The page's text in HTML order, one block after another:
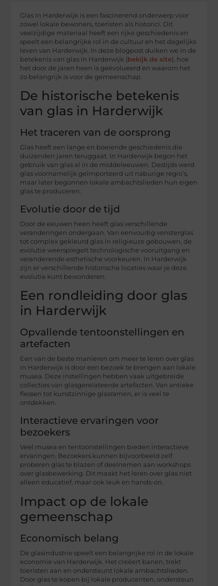
Glas in Harderwijk is een fascinerend onderwerp voor
zowel lokale bewoners, toeristen als historici. Dit
veelzijdige materiaal heeft een rijke geschiedenis en
speelt een belangrijke rol in de cultuur en het dagelijks
leven van Harderwijk. In deze blogpost duiken we in de
betekenis van glas in Harderwijk (bekijk de site), hoe
het door de jaren heen is geëvolueerd en waarom het
zo belangrijk is voor de gemeenschap.
De historische betekenis
van glas in Harderwijk
Het traceren van de oorsprong
Glas heeft een lange en boeiende geschiedenis die
duizenden jaren teruggaat. In Harderwijk begon het
gebruik van glas al in de middeleeuwen. Destijds werd
glas voornamelijk geïmporteerd uit naburige regio’s,
maar later begonnen lokale ambachtslieden hun eigen
glas te produceren.
Evolutie door de tijd
Door de eeuwen heen heeft glas verschillende
veranderingen ondergaan. Van eenvoudig vensterglas
tot complex gekleurd glas in religieuze gebouwen, de
evolutie weerspiegelt technologische vooruitgang en
veranderende esthetische voorkeuren. In Harderwijk
zijn er verschillende historische locaties waar je deze
evolutie kunt bewonderen.
Een rondleiding door glas
in Harderwijk
Opvallende tentoonstellingen en
artefacten
Een van de beste manieren om meer te leren over glas
in Harderwijk is door een bezoek te brengen aan lokale
musea. Deze instellingen hebben vaak uitgebreide
collecties van glasgerelateerde artefacten. Van antieke
flessen tot kunstzinnige glasramen, er is veel te
ontdekken.
Interactieve ervaringen voor
bezoekers
Veel musea en tentoonstellingen bieden interactieve
ervaringen. Bezoekers kunnen bijvoorbeeld zelf
proberen glas te blazen of deelnemen aan workshops
over glasbewerking. Dit maakt het leren over glas niet
alleen educatief, maar ook leuk en hands-on.
Impact op de lokale
gemeenschap
Economisch belang
De glasindustrie speelt een belangrijke rol in de lokale
economie van Harderwijk. Het creëert banen, trekt
toeristen aan en ondersteunt lokale ambachtslieden.
Door glas te kopen bij lokale producenten, ondersteun